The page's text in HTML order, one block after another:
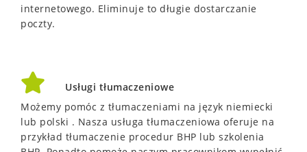
internetowego. Eliminuje to długie dostarczanie
poczty.
Usługi tłumaczeniowe
Możemy pomóc z tłumaczeniami na język niemiecki
lub polski . Nasza usługa tłumaczeniowa oferuje na
przykład tłumaczenie procedur BHP lub szkolenia